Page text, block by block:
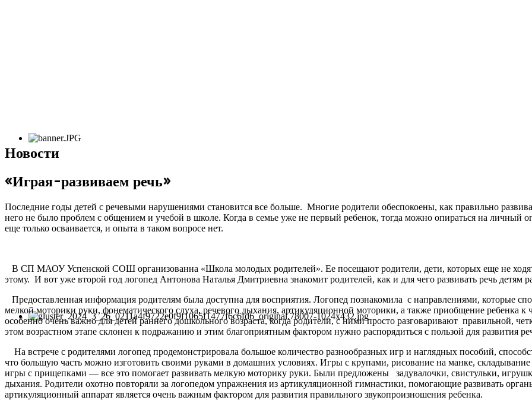
Новости
«Играя-развиваем речь»
Последние годы детей с речевыми нарушениями становится все больше. Многие родители обеспокоены, как правильно
него не было проблем с общением и учебой в школе. Когда в семье уже не первый ребенок, тогда можно опираться на личный
еще только осваивается, и опыта в таком вопросе нет.
В СП МАОУ Успенской СОШ организованна «Школа молодых родителей». Ее посещают родители, дети, которых еще не ходят
этому. И вот уже второй год логопед Антонова Наталья Дмитриевна знакомит родителей, как и для чего развивать речь детям
Предоставленная информация родителям была доступна для восприятия. Логопед познакомила с направлениями, которые
мелкой моторики руки, фонематического слуха, речевого дыхания, артикуляционной моторики, а также приобщение ребенка
особенно очень важно для детей раннего дошкольного возраста, когда родители, с ними просто разговаривают правильной,
этом возрастном этапе склонен к подражанию и этим благоприятным фактором нужно распорядиться с пользой для развития
На встрече с родителями логопед продемонстрировала большое количество разнообразных игр и наглядных пособий,
что большую часть можно изготовить своими руками в домашних условиях. Игры с крупами, рисование на манке,
игры с прищепками — все это помогает развивать мелкую моторику руки. Были предложены задувалочки, свистульки,
дыхания. Родители охотно повторяли за логопедом упражнения из артикуляционной гимнастики, помогающие развивать
артикуляционный аппарат является очень важным фактором для развития правильного звукопроизношения ребенка.